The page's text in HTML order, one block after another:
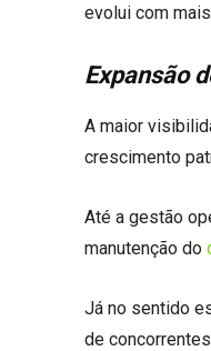
evolui com
Expansão
A maior
crescimento
Até a gestão
manutenção do
Já no sentido
de